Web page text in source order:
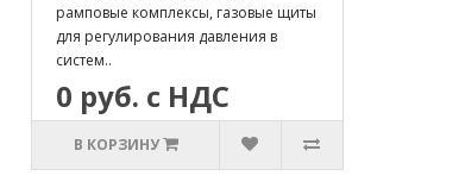
рамповые комплексы, газовые щиты
для регулирования давления в
систем..
0 руб. с НДС
В КОРЗИНУ